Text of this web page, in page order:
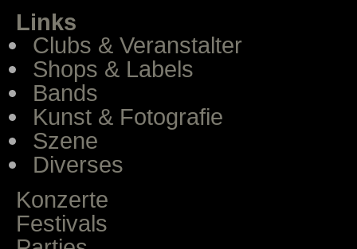
Links
Clubs & Veranstalter
Shops & Labels
Bands
Kunst & Fotografie
Szene
Diverses
Konzerte
Festivals